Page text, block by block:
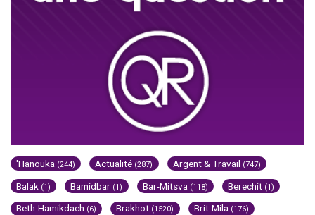
'Hanouka (244) Actualité (287) Argent & Travail (747)
Balak (1) Bamidbar (1) Bar-Mitsva (118) Berechit (1)
Beth-Hamikdach (6) Brakhot (1520) Brit-Mila (176)